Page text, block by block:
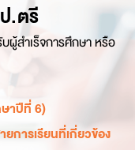
.ตรี
ผู้สำเร็จการศึกษา หรือ
าปีที่ 6)
การเรียนที่เกี่ยวข้อง